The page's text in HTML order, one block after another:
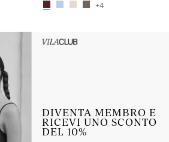
+4
DIVENTA MEMBRO E
RICEVI UNO SCONTO
DEL 10%